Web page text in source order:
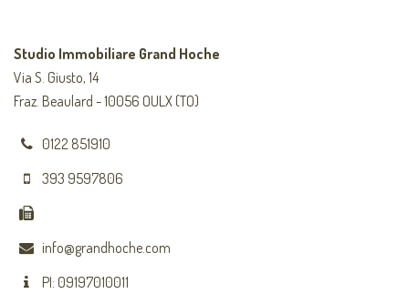
Studio Immobiliare Grand Hoche
Via S. Giusto, 14
Fraz. Beaulard - 10056 OULX (TO)
0122 851910
393 9597806
info@grandhoche.com
PI: 09197010011